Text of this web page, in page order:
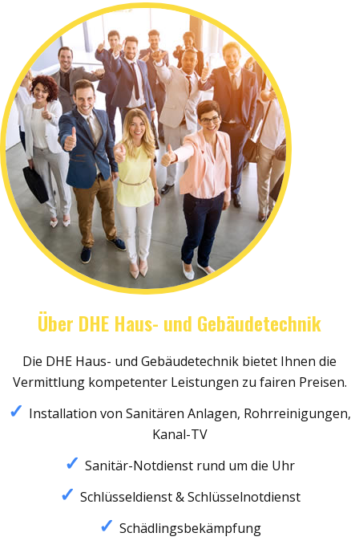
Über DHE Haus- und Gebäudetechnik
Die DHE Haus- und Gebäudetechnik bietet Ihnen die
Vermittlung kompetenter Leistungen zu fairen Preisen.
Installation von Sanitären Anlagen, Rohrreinigungen,
Kanal-TV
Sanitär-Notdienst rund um die Uhr
Schlüsseldienst & Schlüsselnotdienst
Schädlingsbekämpfung